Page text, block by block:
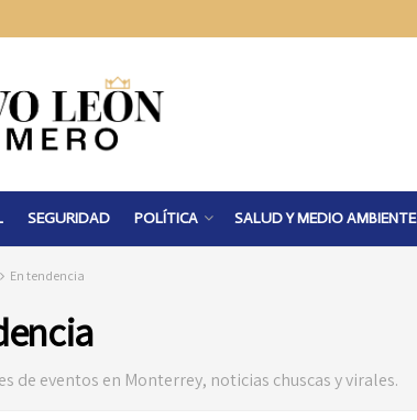
SEGURIDAD POLÍTICA SALUD Y MEDIO AMBIENTE
En tendencia
de eventos en Monterrey, noticias chuscas y virales.